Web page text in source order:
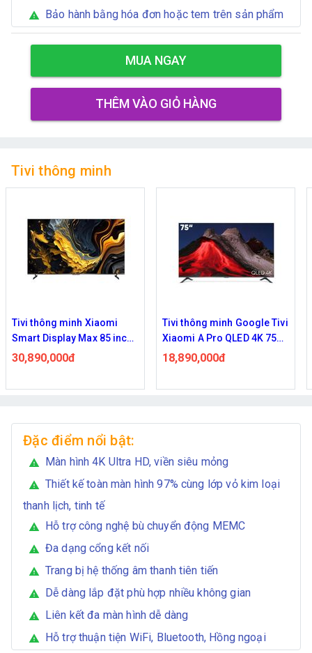
warning Bảo hành bằng hóa đơn hoặc tem trên sản phẩm
MUA NGAY
THÊM VÀO GIỎ HÀNG
Tivi thông minh
Tivi thông minh Google Tivi
Xiaomi A Pro QLED 4K 75
inch L75MB-APSEA 2026
18,890,000đ
Tivi thông minh Google Tivi
Xiaomi A Pro QLED 4K 65
inch L65MB-APSEA 2026
13,990,000đ
Đặc điểm nổi bật:
warning Màn hình 4K Ultra HD, viền siêu mỏng
warning
Thiết kế toàn màn hình 97% cùng lớp vỏ kim loại
thanh lịch, tinh tế
warning Hỗ trợ công nghệ bù chuyển động MEMC
warning Đa dạng cổng kết nối
warning Trang bị hệ thống âm thanh tiên tiến
warning Dễ dàng lắp đặt phù hợp nhiều không gian
warning Liên kết đa màn hình dễ dàng
warning Hỗ trợ thuận tiện WiFi, Bluetooth, Hồng ngoại